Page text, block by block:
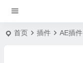
首页 插件 AE插件